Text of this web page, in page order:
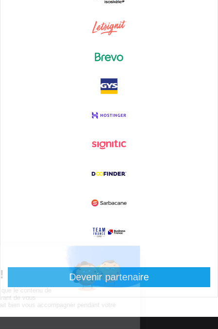
Devenir partenaire